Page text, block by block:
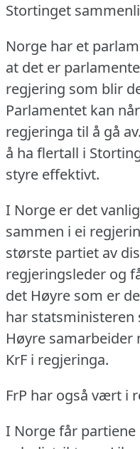
Stortinget
Norge har et
at det er
regjering som blir
Parlamentet kan
regjeringa til å gå av.
å ha flertall i
styre effektivt.
I Norge er det
sammen i ei
største partiet av
regjeringsleder og
det Høyre som er
har statsministeren
Høyre samarbeider
KrF i regjeringa.
FrP har også vært i
I Norge får